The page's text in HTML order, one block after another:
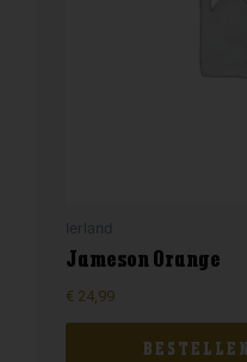
Jameson Orange
€ 24,99
BESTELLEN